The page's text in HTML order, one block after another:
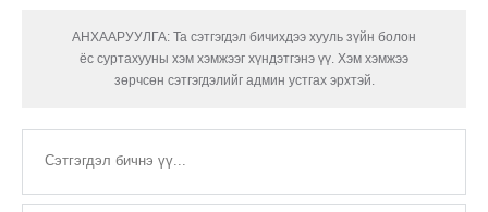
АНХААРУУЛГА: Та сэтгэгдэл бичихдээ хууль зүйн болон
ёс суртахууны хэм хэмжээг хүндэтгэнэ үү. Хэм хэмжээ
зөрчсөн сэтгэгдэлийг админ устгах эрхтэй.